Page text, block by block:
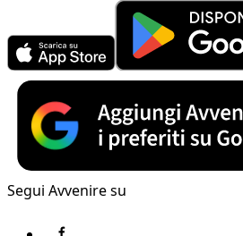
Segui Avvenire su